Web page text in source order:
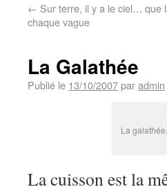
← Sur terre, il y a le ciel… que
chaque vague
La Galathée
Publié le 13/10/2007paradmin
La
La cuisson est la